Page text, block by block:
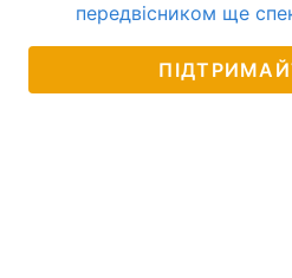
передвісником ще